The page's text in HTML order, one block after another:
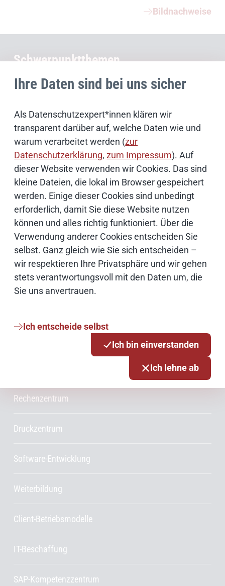
Ihre Daten sind bei uns sicher
Als Datenschutzexpert*innen klären wir
transparent darüber auf, welche Daten wie und
warum verarbeitet werden (zur
Datenschutzerklärung,zum Impressum). Auf
dieser Website verwenden wir Cookies. Das sind
kleine Dateien, die lokal im Browser gespeichert
werden. Einige dieser Cookies sind unbedingt
erforderlich, damit Sie diese Website nutzen
können und alles richtig funktioniert. Über die
Verwendung anderer Cookies entscheiden Sie
selbst. Ganz gleich wie Sie sich entscheiden –
wir respektieren Ihre Privatsphäre und wir gehen
stets verantwortungsvoll mit den Daten um, die
Sie uns anvertrauen.
Ich entscheide selbst
Ich bin einverstanden
Ich lehne ab
Bildnachweise
Schwerpunktthemen
Künstliche Intelligenz
Open Source
IT Sicherheit
Onlinezugangsgesetz
Cloud
Netze
Services & Produkte
Rechenzentrum
Druckzentrum
Software-Entwicklung
Weiterbildung
Client-Betriebsmodelle
IT-Beschaffung
SAP-Kompetenzzentrum